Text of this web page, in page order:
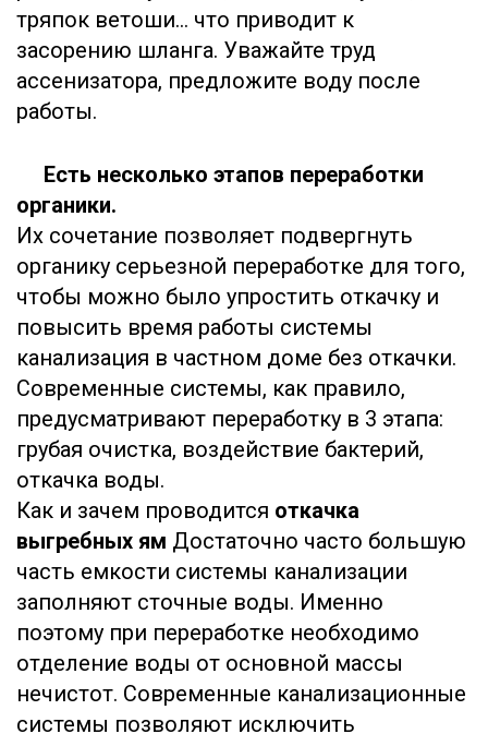
тряпок ветоши… что приводит к
засорению шланга. Уважайте труд
ассенизатора, предложите воду после
работы.
Есть несколько этапов переработки
органики.
Их сочетание позволяет подвергнуть
органику серьезной переработке для того,
чтобы можно было упростить откачку и
повысить время работы системы
канализация в частном доме без откачки.
Современные системы, как правило,
предусматривают переработку в 3 этапа:
грубая очистка, воздействие бактерий,
откачка воды.
Как и зачем проводится откачка
выгребных ям Достаточно часто большую
часть емкости системы канализации
заполняют сточные воды. Именно
поэтому при переработке необходимо
отделение воды от основной массы
нечистот. Современные канализационные
системы позволяют исключить